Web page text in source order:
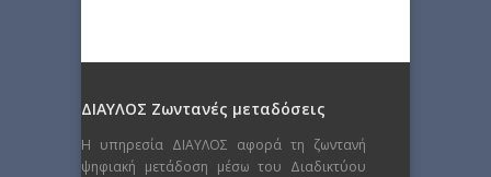
ΔΙΑΥΛΟΣ Ζωντανές μεταδόσεις
Η υπηρεσία ΔΙΑΥΛΟΣ αφορά τη ζωντανή
ψηφιακή μετάδοση μέσω του Διαδικτύου